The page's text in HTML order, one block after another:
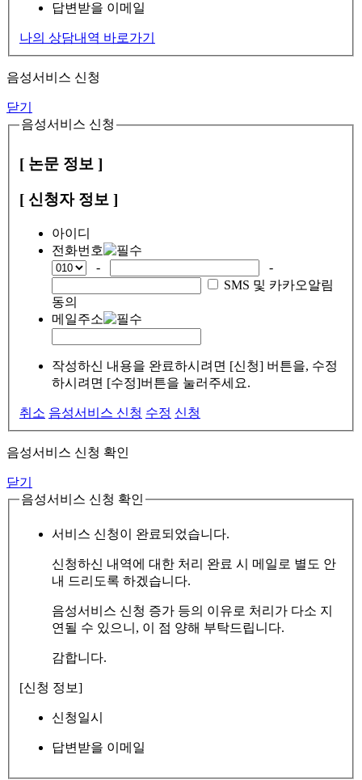
답변받을 이메일
나의 상담내역 바로가기
음성서비스 신청
닫기
음성서비스 신청
[ 논문 정보 ]
[ 신청자 정보 ]
아이디
전화번호
-
-
SMS 및 카카오알림
동의
메일주소
작성하신 내용을 완료하시려면 [신청] 버튼을, 수정
하시려면 [수정]버튼을 눌러주세요.
취소 음성서비스 신청 수정 신청
음성서비스 신청 확인
닫기
음성서비스 신청 확인
서비스 신청이 완료되었습니다.
신청하신 내역에 대한 처리 완료 시 메일로 별도 안
내 드리도록 하겠습니다.
음성서비스 신청 증가 등의 이유로 처리가 다소 지
연될 수 있으니, 이 점 양해 부탁드립니다.
감합니다.
[신청 정보]
신청일시
답변받을 이메일